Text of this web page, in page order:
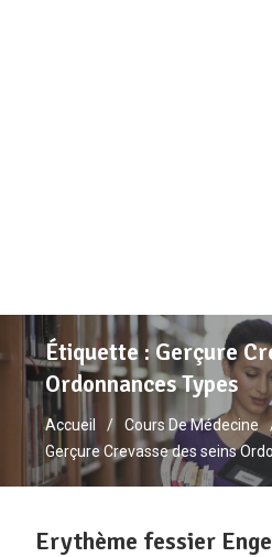
Étiquette : Gerçure
Ordonnances Types
Accueil
Cours De Médecine
Gerçure Crevasse des seins
Erythème fessier